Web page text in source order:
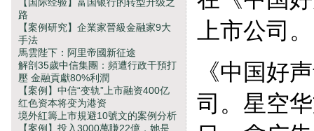
路
【案例研究】企業家晉級金融家9大
手法
馬雲陛下：阿里帝國新征途
解剖35歲中信集團：頻遭行政干預打
壓 金融貢獻80%利潤
【案例】中信“变轨”上市融资400亿
红色资本将变为港资
境外紅籌上市規避10號文的案例分析
【案例】投入3000萬賺22億，她是
上市公司。
《中国好
司。星空